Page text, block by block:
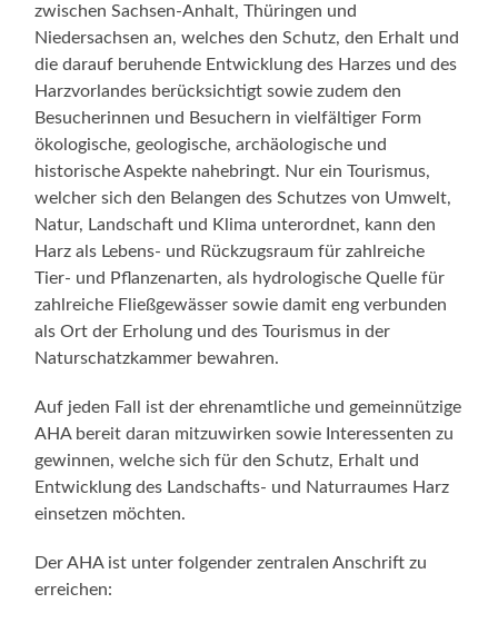
zwischen Sachsen-Anhalt, Thüringen und
Niedersachsen an, welches den Schutz, den Erhalt und
die darauf beruhende Entwicklung des Harzes und des
Harzvorlandes berücksichtigt sowie zudem den
Besucherinnen und Besuchern in vielfältiger Form
ökologische, geologische, archäologische und
historische Aspekte nahebringt. Nur ein Tourismus,
welcher sich den Belangen des Schutzes von Umwelt,
Natur, Landschaft und Klima unterordnet, kann den
Harz als Lebens- und Rückzugsraum für zahlreiche
Tier- und Pflanzenarten, als hydrologische Quelle für
zahlreiche Fließgewässer sowie damit eng verbunden
als Ort der Erholung und des Tourismus in der
Naturschatzkammer bewahren.
Auf jeden Fall ist der ehrenamtliche und gemeinnützige
AHA bereit daran mitzuwirken sowie Interessenten zu
gewinnen, welche sich für den Schutz, Erhalt und
Entwicklung des Landschafts- und Naturraumes Harz
einsetzen möchten.
Der AHA ist unter folgender zentralen Anschrift zu
erreichen: